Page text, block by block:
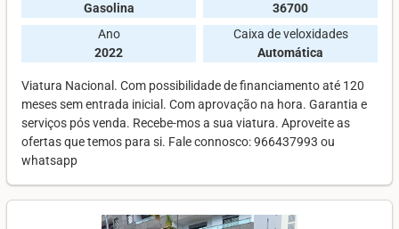
Gasolina
36700
Ano
2022
Caixa de veloxidades
Automática
Viatura Nacional. Com possibilidade de financiamento até 120
meses sem entrada inicial. Com aprovação na hora. Garantia e
serviços pós venda. Recebe-mos a sua viatura. Aproveite as
ofertas que temos para si. Fale connosco: 966437993 ou
whatsapp